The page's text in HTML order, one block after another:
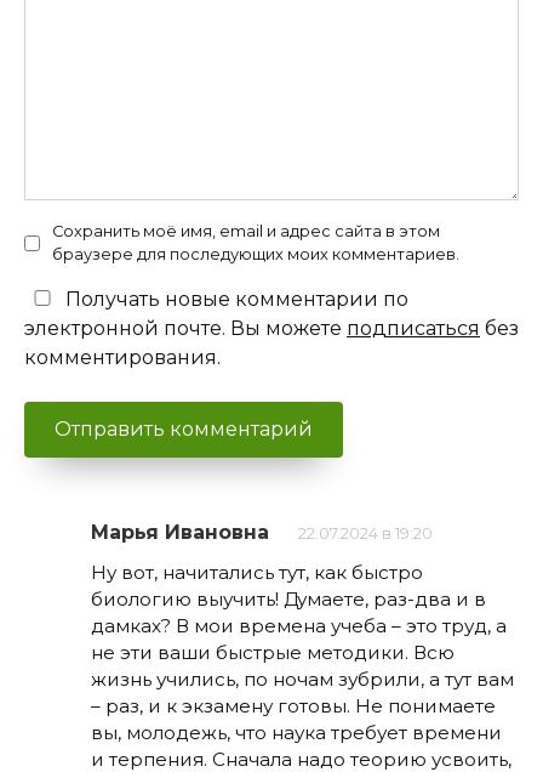
Сохранить моё имя, email и адрес сайта в этом
браузере для последующих моих комментариев.
Получать новые комментарии по
электронной почте. Вы можете подписаться без
комментирования.
Марья Ивановна 22.07.2024 в 19:20
Ну вот, начитались тут, как быстро
биологию выучить! Думаете, раз-два и в
дамках? В мои времена учеба – это труд, а
не эти ваши быстрые методики. Всю
жизнь учились, по ночам зубрили, а тут вам
– раз, и к экзамену готовы. Не понимаете
вы, молодежь, что наука требует времени
и терпения. Сначала надо теорию усвоить,